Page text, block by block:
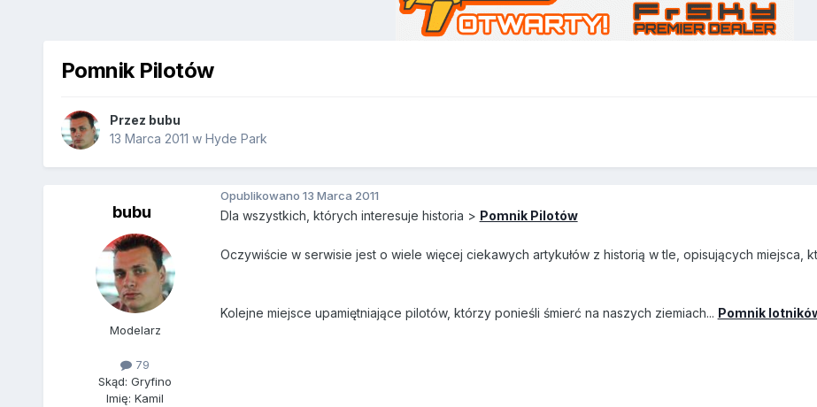
Pomnik Pilotów
Przez bubu
13 Marca 2011 w Hyde Park
bubu
Modelarz
79
Skąd: Gryfino
Imię: Kamil
Opublikowano 13 Marca 2011
Dla wszystkich, których interesuje historia > Pomnik Pilotów
Oczywiście w serwisie jest o wiele więcej ciekawych artykułów z historią w tle, opisujących miejsca,
Kolejne miejsce upamiętniające pilotów, którzy ponieśli śmierć na naszych ziemiach... Pomnik